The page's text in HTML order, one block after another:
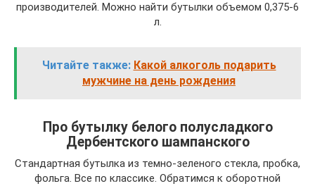
производителей. Можно найти бутылки объемом 0,375-6
л.
Читайте также: Какой алкоголь подарить
мужчине на день рождения
Про бутылку белого полусладкого
Дербентского шампанского
Стандартная бутылка из темно-зеленого стекла, пробка,
фольга. Все по классике. Обратимся к оборотной